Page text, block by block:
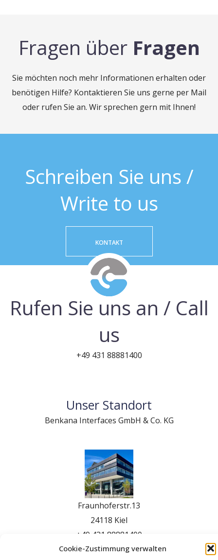
Cookie-Zustimmung verwalten
Fragen über Fragen
Sie möchten noch mehr Informationen erhalten oder
benötigen Hilfe? Kontaktieren Sie uns gerne per Mail
oder rufen Sie an. Wir sprechen gern mit Ihnen!
Schreiben Sie uns /
Write to us
KONTAKT
Rufen Sie uns an / Call
us
+49 431 88881400
Unser Standort
Benkana Interfaces GmbH & Co. KG
Fraunhoferstr.13
24118 Kiel
+49 431 88881400